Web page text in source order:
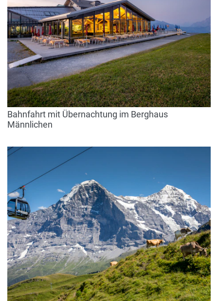
Bahnfahrt mit Übernachtung im Berghaus
Männlichen